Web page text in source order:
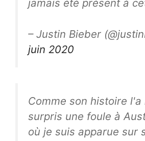
jamais été présent à
– Justin Bieber
juin 2020
Comme son histoire
surpris une foule à
où je suis apparue sur